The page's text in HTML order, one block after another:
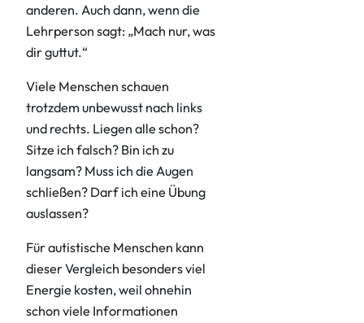
anderen. Auch dann, wenn die
Lehrperson sagt: „Mach nur, was
dir guttut.“
Viele Menschen schauen
trotzdem unbewusst nach links
und rechts. Liegen alle schon?
Sitze ich falsch? Bin ich zu
langsam? Muss ich die Augen
schließen? Darf ich eine Übung
auslassen?
Für autistische Menschen kann
dieser Vergleich besonders viel
Energie kosten, weil ohnehin
schon viele Informationen